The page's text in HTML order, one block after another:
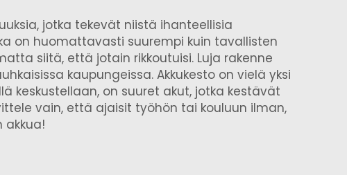
jotka tekevät niistä ihanteellisia
on huomattavasti suurempi kuin tavallisten
siitä, että jotain rikkoutuisi. Luja rakenne
kaupungeissa. Akkukesto on vielä yksi
keskustellaan, on suuret akut, jotka kestävät
vain, että ajaisit työhön tai kouluun ilman,